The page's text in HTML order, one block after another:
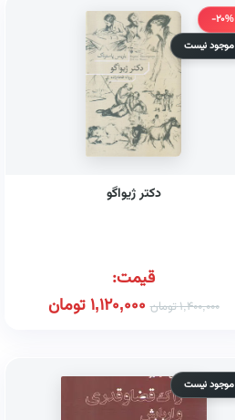
-20%
موجود نیست
دکتر ژیواگو
قیمت:
1,400,000تومان 1,120,000تومان
موجود نیست